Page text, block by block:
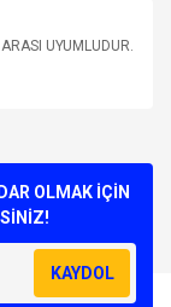
UYUMLUDUR.
OLMAK İÇİN
KAYDOL